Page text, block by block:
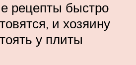
рецепты быстро
и хозяину
у плиты